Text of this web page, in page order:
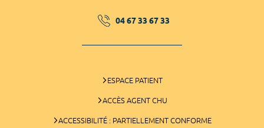
04 67 33 67 33
ESPACE PATIENT
ACCÈS AGENT CHU
ACCESSIBILITÉ : PARTIELLEMENT CONFORME